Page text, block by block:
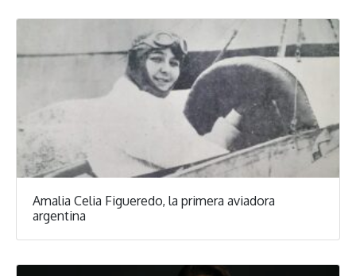
Amalia Celia Figueredo, la primera aviadora
argentina